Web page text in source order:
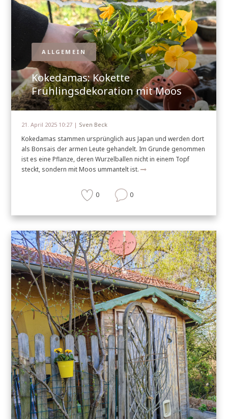
ALLGEMEIN
Kokedamas: Kokette
Frühlingsdekoration mit Moos
21. April 2025 10:27 | Sven Beck
Kokedamas stammen ursprünglich aus Japan und werden dort
als Bonsais der armen Leute gehandelt. Im Grunde genommen
ist es eine Pflanze, deren Wurzelballen nicht in einem Topf
steckt, sondern mit Moos ummantelt ist.
0 0